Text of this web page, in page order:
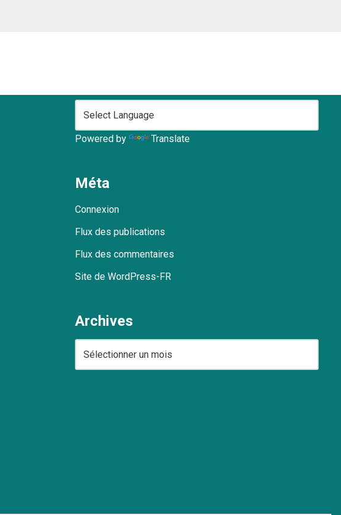
Powered by Translate
Méta
Connexion
Flux des publications
Flux des commentaires
Site de WordPress-FR
Archives